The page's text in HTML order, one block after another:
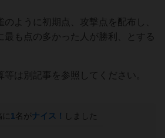
のように初期点、攻撃点を配布し、
最も点の多かった人が勝利、とする
は別記事を参照してください。
1 名がナイス！ しました